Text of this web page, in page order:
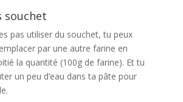
souchet
pas utiliser du souchet, tu peux
par une autre farine en
la quantité (100g de farine). Et tu
un peu d’eau dans ta pâte pour